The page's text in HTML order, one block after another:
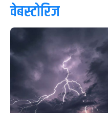
वेबस्टोरिज